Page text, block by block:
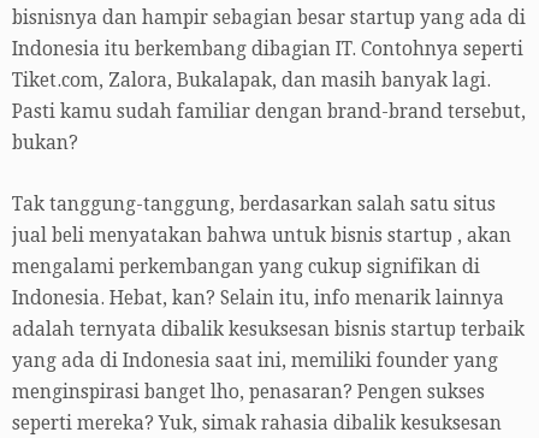
bisnisnya dan hampir sebagian besar startup yang ada di
Indonesia itu berkembang dibagian IT. Contohnya seperti
Tiket.com, Zalora, Bukalapak, dan masih banyak lagi.
Pasti kamu sudah familiar dengan brand-brand tersebut,
bukan?
Tak tanggung-tanggung, berdasarkan salah satu situs
jual beli menyatakan bahwa untuk bisnis startup , akan
mengalami perkembangan yang cukup signifikan di
Indonesia. Hebat, kan? Selain itu, info menarik lainnya
adalah ternyata dibalik kesuksesan bisnis startup terbaik
yang ada di Indonesia saat ini, memiliki founder yang
menginspirasi banget lho, penasaran? Pengen sukses
seperti mereka? Yuk, simak rahasia dibalik kesuksesan